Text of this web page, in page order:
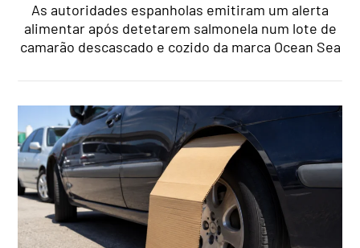
As autoridades espanholas emitiram um alerta
alimentar após detetarem salmonela num lote de
camarão descascado e cozido da marca Ocean Sea